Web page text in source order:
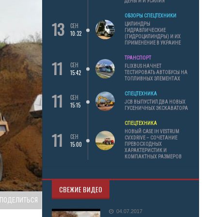
13
СЕН
10:32
ОБЗОРЫ СПЕЦТЕХНИКИ
ЦИЛИНДРЫ
ГИДРАВЛИЧЕСКИЕ
(ГИДРОЦИЛИНДРЫ) И ИХ
ПРИМЕНЕНИЕ В УКРАИНЕ
11
СЕН
15:42
ТРАНСПОРТ
FLIXBUS НАЧНЕТ
ТЕСТИРОВАТЬ АВТОБУСЫ НА
ТОПЛИВНЫХ ЭЛЕМЕНТАХ
11
СЕН
15:15
СПЕЦТЕХНИКА
JCB ВЫПУСТИЛ ДВА НОВЫХ
ГУСЕНИЧНЫХ ЭКСКАВАТОРА
11
СЕН
15:00
СПЕЦТЕХНИКА
НОВЫЙ CASE IH VESTRUM
CVXDRIVE – СОЧЕТАНИЕ
ПРЕВОСХОДНЫХ
ХАРАКТЕРИСТИК И
КОМПАКТНЫХ РАЗМЕРОВ
СВЕЖИЕ ВИДЕО
04.07.2017